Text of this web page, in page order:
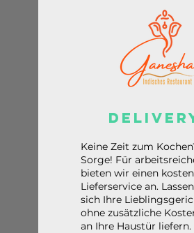
Keine Zeit zum
Sorge! Für
bieten wir einen
Lieferservice an.
sich Ihre
ohne zusätzliche
an Ihre Haustür liefern.